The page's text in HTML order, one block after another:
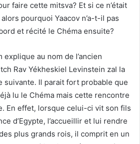
faire cette mitsva? Et si ce n’était
pourquoi Yaacov n’a-t-il pas
et récité le Chéma ensuite?
explique au nom de l’ancien
Rav Yékheskiel Levinstein zal la
suivante. Il parait fort probable que
lu le Chéma mais cette rencontre
En effet, lorsque celui-ci vit son fils
d’Egypte, l’accueillir et lui rendre
plus grands rois, il comprit en un